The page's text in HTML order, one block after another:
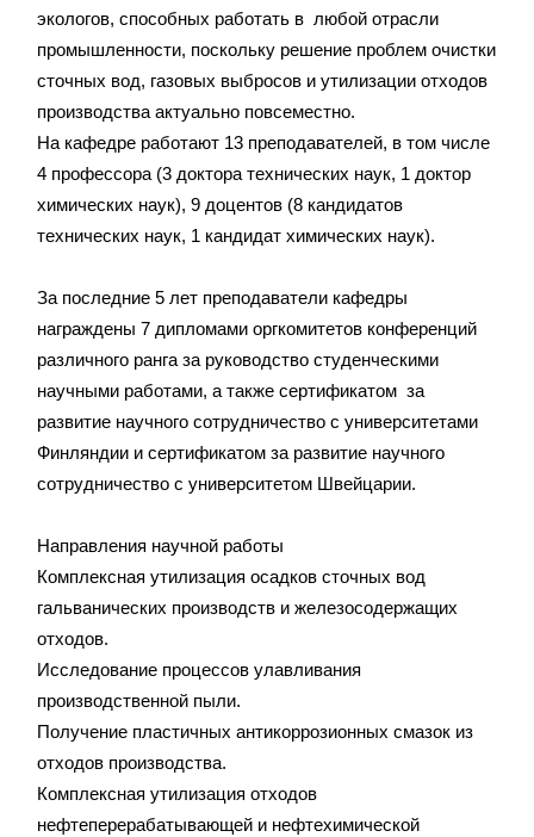
экологов, способных работать в любой отрасли
промышленности, поскольку решение проблем очистки
сточных вод, газовых выбросов и утилизации отходов
производства актуально повсеместно.
На кафедре работают 13 преподавателей, в том числе
4 профессора (3 доктора технических наук, 1 доктор
химических наук), 9 доцентов (8 кандидатов
технических наук, 1 кандидат химических наук).
За последние 5 лет преподаватели кафедры
награждены 7 дипломами оргкомитетов конференций
различного ранга за руководство студенческими
научными работами, а также сертификатом за
развитие научного сотрудничество с университетами
Финляндии и сертификатом за развитие научного
сотрудничество с университетом Швейцарии.
Направления научной работы
Комплексная утилизация осадков сточных вод
гальванических производств и железосодержащих
отходов.
Исследование процессов улавливания
производственной пыли.
Получение пластичных антикоррозионных смазок из
отходов производства.
Комплексная утилизация отходов
нефтеперерабатывающей и нефтехимической